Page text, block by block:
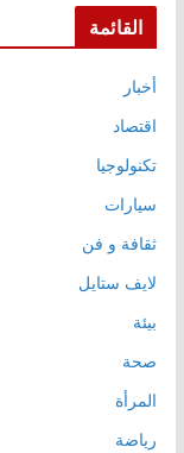
القائمة
أخبار
اقتصاد
تكنولوجيا
سيارات
ثقافة و فن
لايف ستايل
بيئة
صحة
المرأة
رياضة